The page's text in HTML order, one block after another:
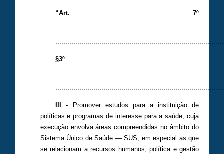
“Art. 7º
§3º
III - Promover estudos para a instituição de
políticas e programas de interesse para a saúde, cuja
execução envolva áreas compreendidas no âmbito do
Sistema Único de Saúde — SUS, em especial as que
se relacionam a recursos humanos, política e gestão